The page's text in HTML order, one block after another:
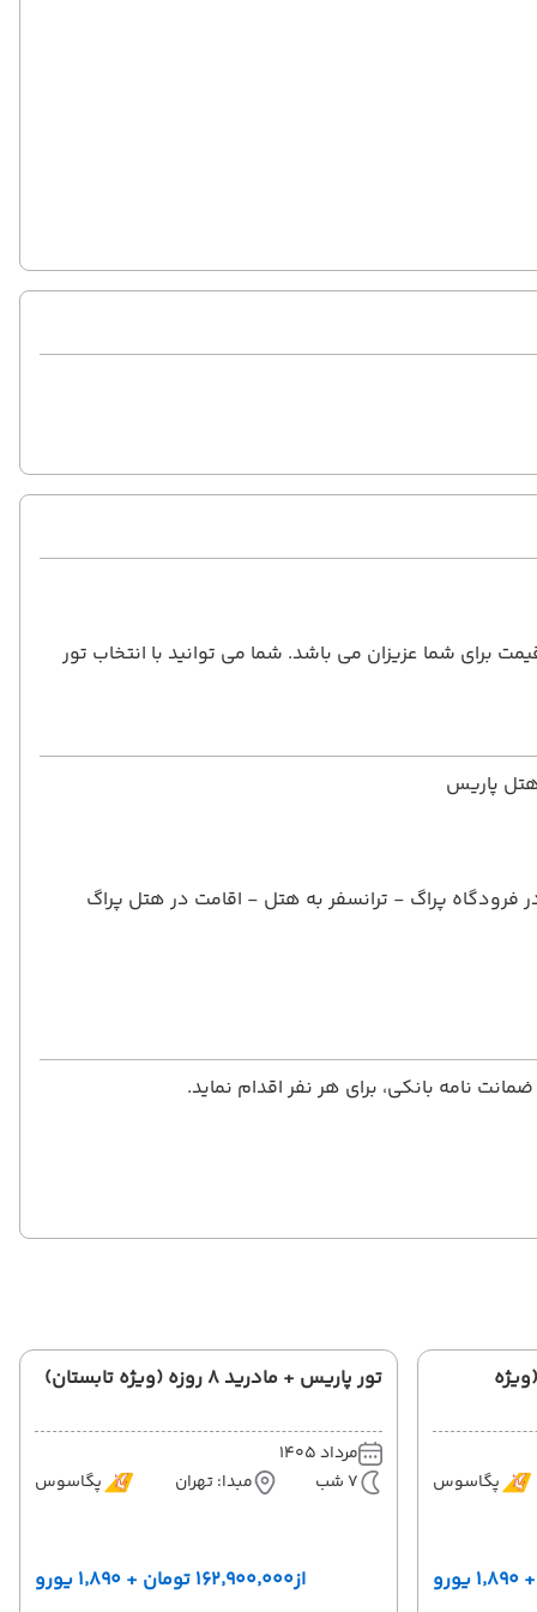
برای شما عزیزان می باشد. شما می توانید با انتخاب تور
هتل پاریس
در فرودگاه پراگ - ترانسفر به هتل - اقامت در هتل پراگ
نامه بانکی، برای هر نفر اقدام نماید.
8 روزه (ویژه
پگاسوس
تور پاریس + مادرید 8 روزه (ویژه تابستان)
مرداد 1405
7 شب
مبدا: تهران پگاسوس
از۱۶۲٬۹۰۰٬۰۰۰ تومان + ۱٬۸۹۰ یورو